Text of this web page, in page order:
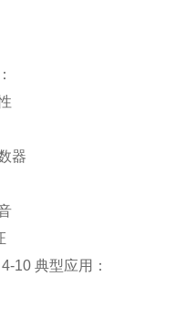
器
10 典型应用：